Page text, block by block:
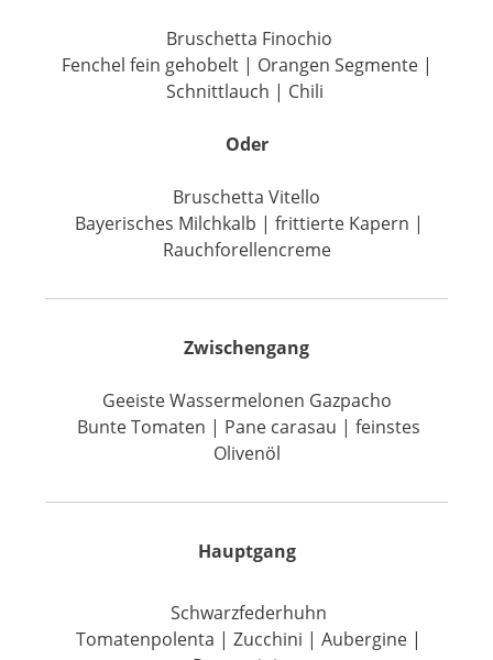
Bruschetta Finochio
Fenchel fein gehobelt | Orangen Segmente |
Schnittlauch | Chili
Oder
Bruschetta Vitello
Bayerisches Milchkalb | frittierte Kapern |
Rauchforellencreme
Zwischengang
Geeiste Wassermelonen Gazpacho
Bunte Tomaten | Pane carasau | feinstes
Olivenöl
Hauptgang
Schwarzfederhuhn
Tomatenpolenta | Zucchini | Aubergine |